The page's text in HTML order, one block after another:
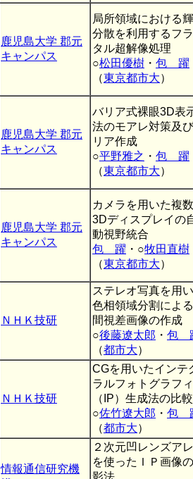
鹿児島大学 郡元
キャンパス
局所領域における
分散を利用するフ
タル超解像処理
○松田優樹 ・ 包 躍
（東京都市大）
鹿児島大学 郡元
キャンパス
バリア式裸眼3D表
法のモアレ対策及
リア作成
○平野雅之 ・ 包 躍
（東京都市大）
鹿児島大学 郡元
キャンパス
カメラを用いた複数
3Dディスプレイの
動視野統合
包 躍 ・○牧田直樹
（東京都市大）
ＮＨＫ技研
ステレオ写真を用
色相領域分割によ
間視差画像の作成
○後藤遼太郎 ・ 包
（都市大）
ＮＨＫ技研
CGを用いたインテ
ラルフォトグラフィ
（IP）生成法の比較
○佐竹遼大郎 ・ 包
（都市大）
情報通信研究機
２次元凹レンズア
を使ったＩＰ画像
影法